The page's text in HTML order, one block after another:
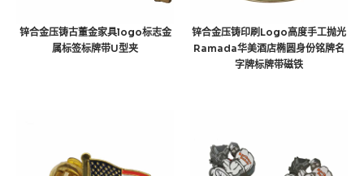
锌合金压铸古董金家具logo标志金
属标签标牌带U型夹
锌合金压铸印刷Logo高度手工抛光
Ramada华美酒店椭圆身份铭牌名
字牌标牌带磁铁